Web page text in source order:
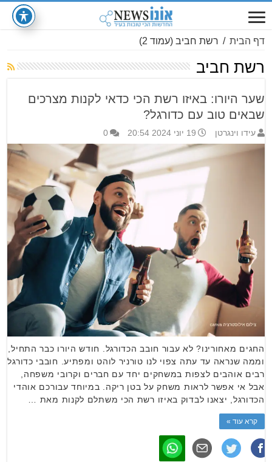
דף הבית / רשת חביב (עמוד 2)
רשת חביב
שער היורו: באיזו רשת הכי כדאי לקנות מצרכים
שבאים טוב עם כדורגל?
עידו וינגרטן 19 יוני 2024 20:54 0
החגים מאחורינו? לא עבור חובב הכדורגל. חודש היורו כבר התחיל,
וממה שנראה עד עתה צפוי לנו טורניר לוהט ומפתיע. חובבי כדורגל
רבים אוהבים לצפות במשחקים יחד עם חברים וקרובי משפחה,
אבל אי אפשר לראות משחק על בטן ריקה. במיוחד עבורכם אוהדי
הכדורגל, יצאנו לבדוק באיזו רשת הכי משתלם לקנות מאת …
קרא עוד »